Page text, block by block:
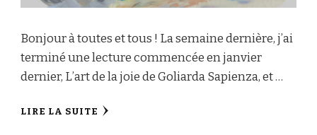
Bonjour à toutes et tous ! La semaine dernière, j’ai
terminé une lecture commencée en janvier
dernier, L’art de la joie de Goliarda Sapienza, et …
LIRE LA SUITE